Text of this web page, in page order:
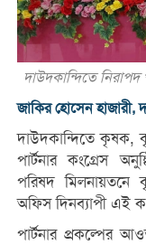
দাউদকান্দিতে
জাকির হোসেন হাজারী,
দাউদকান্দিতে কৃষক,
পার্টনার কংগ্রেস
পরিষদ মিলনায়তনে
অফিস দিনব্যাপী এই
পার্টনার প্রকল্পের